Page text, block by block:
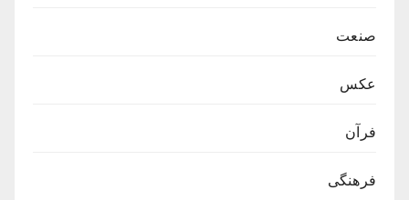
صنعت
عکس
فرآن
فرهنگی